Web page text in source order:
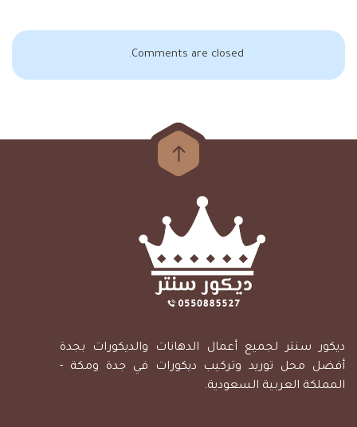
Comments are closed.
ديكور سنتر لجميع أعمال الدهانات والديكورات بجدة
أفضل محل توريد وتركيب ديكورات في جدة ومكة -
المملكة العربية السعودية.